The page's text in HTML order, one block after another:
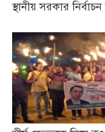
স্থানীয় সরকার